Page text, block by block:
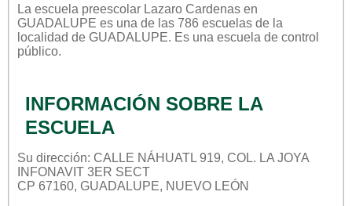
La escuela preescolar Lazaro Cardenas en
GUADALUPE es una de las 786 escuelas de la
localidad de GUADALUPE. Es una escuela de control
público.
INFORMACIÓN SOBRE LA
ESCUELA
Su dirección: CALLE NÁHUATL 919, COL. LA JOYA
INFONAVIT 3ER SECT
CP 67160, GUADALUPE, NUEVO LEÓN